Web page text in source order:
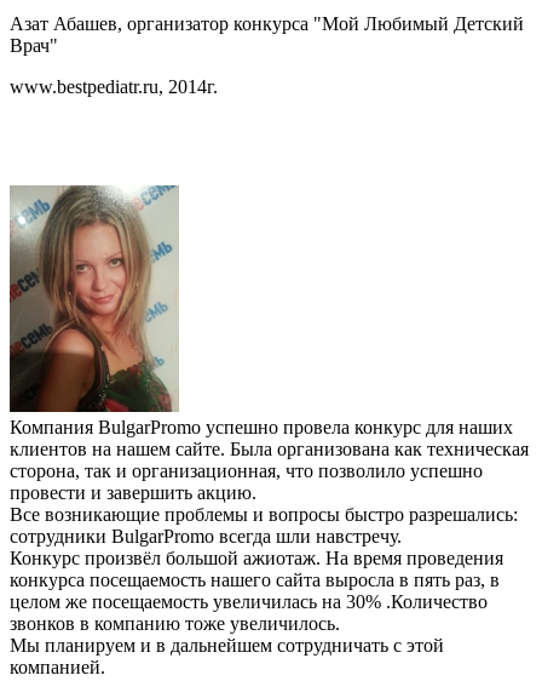
Азат Абашев, организатор конкурса "Мой Любимый Детский
Врач"
www.bestpediatr.ru, 2014г.
Компания BulgarPromo успешно провела конкурс для наших
клиентов на нашем сайте. Была организована как техническая
сторона, так и организационная, что позволило успешно
провести и завершить акцию.
Все возникающие проблемы и вопросы быстро разрешались:
сотрудники BulgarPromo всегда шли навстречу.
Конкурс произвёл большой ажиотаж. На время проведения
конкурса посещаемость нашего сайта выросла в пять раз, в
целом же посещаемость увеличилась на 30% .Количество
звонков в компанию тоже увеличилось.
Мы планируем и в дальнейшем сотрудничать с этой
компанией.